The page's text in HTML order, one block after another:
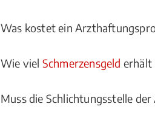
Was kostet ein
Wie viel Schmerzensgeld erhält
Muss die Schlichtungsstelle